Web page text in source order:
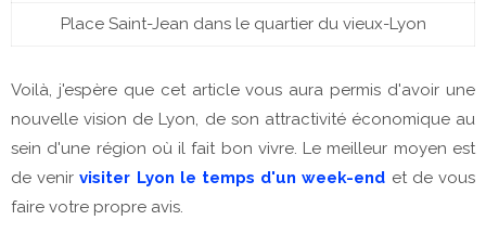
Place Saint-Jean dans le quartier du vieux-Lyon
Voilà, j'espère que cet article vous aura permis d'avoir une
nouvelle vision de Lyon, de son attractivité économique au
sein d'une région où il fait bon vivre. Le meilleur moyen est
de venirvisiter Lyon le temps d'un week-end et de vous
faire votre propre avis.